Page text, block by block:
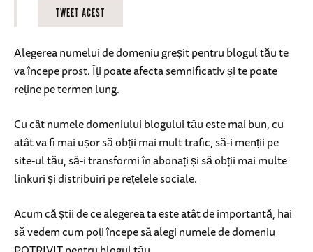
TWEET ACEST
Alegerea numelui de domeniu greșit pentru blogul tău te
va începe prost. Îți poate afecta semnificativ și te poate
reține pe termen lung.
Cu cât numele domeniului blogului tău este mai bun, cu
atât va fi mai ușor să obții mai mult trafic, să-i menții pe
site-ul tău, să-i transformi în abonați și să obții mai multe
linkuri și distribuiri pe rețelele sociale.
Acum că știi de ce alegerea ta este atât de importantă, hai
să vedem cum poți începe să alegi numele de domeniu